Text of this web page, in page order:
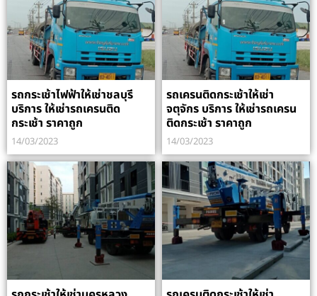
รถกระเช้าไฟฟ้าให้เช่าชลบุรี
บริการ ให้เช่ารถเครนติด
กระเช้า ราคาถูก
14/03/2023
รถเครนติดกระเช้าให้เช่า
จตุจักร บริการ ให้เช่ารถเครน
ติดกระเช้า ราคาถูก
14/03/2023